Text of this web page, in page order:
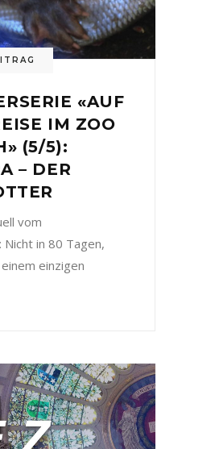
«AUF
IM ZOO
(5/5):
– DER
vom
Nicht in 80 Tagen,
einzigen